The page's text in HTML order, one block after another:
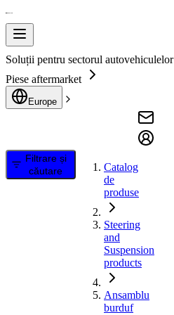
Soluții pentru sectorul autovehiculelor
Piese aftermarket
Europe
Filtrare și
căutare
Catalog
de
produse
Steering
and
Suspension
products
Ansamblu
burduf